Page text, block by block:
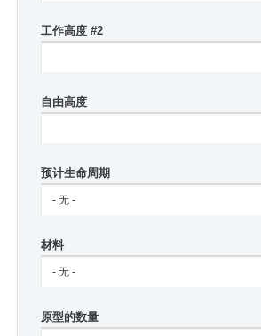
工作高度 #2
自由高度
预计生命周期
材料
原型的数量